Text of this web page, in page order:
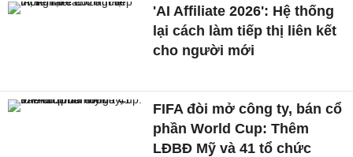
'AI Affiliate 2026': Hệ thống
lại cách làm tiếp thị liên kết
cho người mới
FIFA đòi mở công ty, bán cổ
phần World Cup: Thêm
LĐBĐ Mỹ và 41 tổ chức